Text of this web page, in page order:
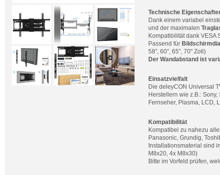
Technische
Dank einem variabel
und der maximalen
Kompatibilität dank
Passend für
58″, 60″, 65″, 70″ Zoll)
Der Wandabstand ist
Einsatzvielfalt
Die deleyCON Universal
Herstellern wie z.B.:
Fernseher, Plasma, LCD,
Kompatibilität
Kompatibel zu nahezu
Panasonic, Grundig,
Installationsmaterial sind
M8x20, 4x M8x30)
Bitte im Vorfeld prüfen,